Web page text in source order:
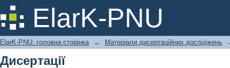
ElarK-PNU
Дисертації
ElarK-PNU: головна сторінка → Матеріали дисертаційних досліджень
Дисертації